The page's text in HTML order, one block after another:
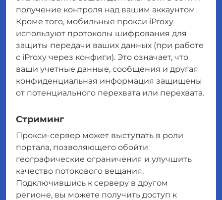
получение контроля над вашим аккаунтом.
Кроме того, мобильные прокси iProxy
используют протоколы шифрования для
защиты передачи ваших данных (при работе
с iProxy через конфиги). Это означает, что
ваши учетные данные, сообщения и другая
конфиденциальная информация защищены
от потенциального перехвата или перехвата.
Стриминг
Прокси-сервер может выступать в роли
портала, позволяющего обойти
географические ограничения и улучшить
качество потокового вещания.
Подключившись к серверу в другом
регионе, вы можете получить доступ к